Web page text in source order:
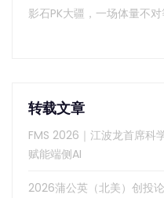
影石PK大疆，一场体量不
转载文章
FMS 2026｜江波龙首席科
赋能端侧AI
2026蒲公英（北美）创投